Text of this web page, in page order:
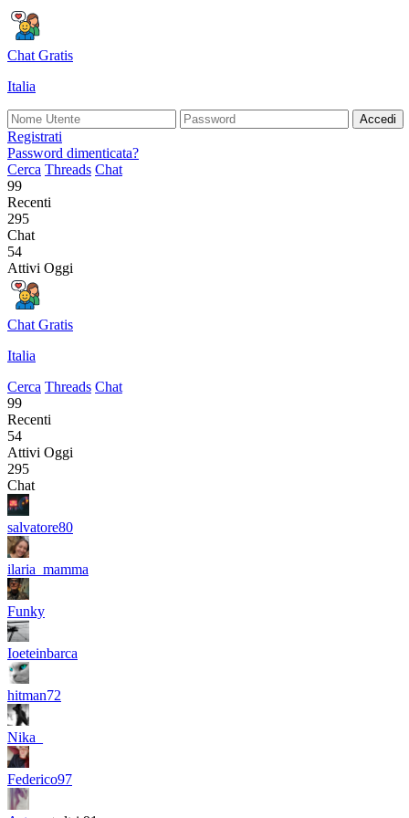
Chat Gratis
Italia
Accedi
Registrati
Password dimenticata?
Cerca Threads Chat
99
Recenti
295
Chat
54
Attivi Oggi
Chat Gratis
Italia
Cerca Threads Chat
99
Recenti
54
Attivi Oggi
295
Chat
salvatore80
ilaria_mamma
Funky
Ioeteinbarca
hitman72
Nika_
Federico97